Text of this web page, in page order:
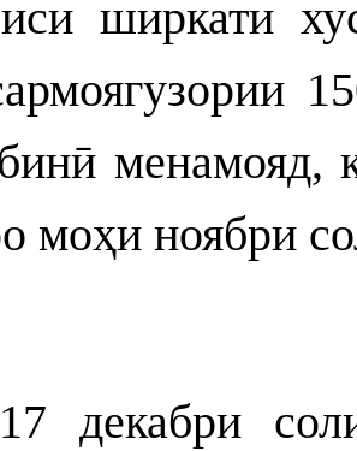
ширкати
менамояд,
моҳи ноябри
декабри